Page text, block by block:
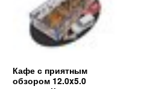
Кафе с приятным
обзором 12.0x5.0